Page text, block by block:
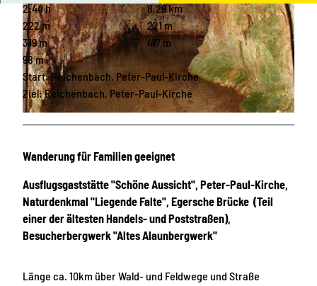
© Vogtland - Sinfonie der Natur |
2:44 h
8,29 km
222 m
221 m
319 m
417 m
98 m
Start: Reichenbach, Peter-Paul-Kirche
Ziel: Reichenbach, Peter-Paul-Kirche
Wanderung für Familien geeignet
Ausflugsgaststätte "Schöne Aussicht", Peter-Paul-Kirche,
Naturdenkmal "Liegende Falte", Egersche Brücke (Teil
einer der ältesten Handels- und Poststraßen),
Besucherbergwerk "Altes Alaunbergwerk"
Länge ca. 10km über Wald- und Feldwege und Straße